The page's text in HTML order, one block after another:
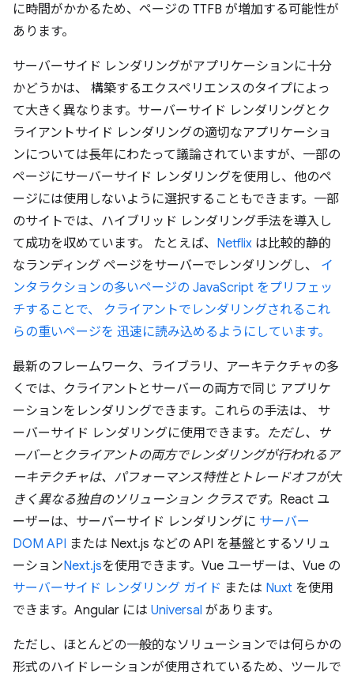
に時間がかかるため、ページの TTFB が増加する可能性が
あります。
サーバーサイド レンダリングがアプリケーションに十分
かどうかは、 構築するエクスペリエンスのタイプによっ
て大きく異なります。サーバーサイド レンダリングとク
ライアントサイド レンダリングの適切なアプリケーショ
ンについては長年にわたって議論されていますが、一部の
ページにサーバーサイド レンダリングを使用し、他のペ
ージには使用しないように選択することもできます。一部
のサイトでは、ハイブリッド レンダリング手法を導入し
て成功を収めています。 たとえば、 Netflix は比較的静的
なランディング ページをサーバーでレンダリングし、 イ
ンタラクションの多いページの JavaScript をプリフェッ
チすることで、 クライアントでレンダリングされるこれ
らの重いページを 迅速に読み込めるようにしています。
最新のフレームワーク、ライブラリ、アーキテクチャの多
くでは、クライアントとサーバーの両方で同じ アプリケ
ーションをレンダリングできます。これらの手法は、 サ
ーバーサイド レンダリングに使用できます。 ただし、サ
ーバーとクライアントの両方でレンダリングが行われるア
ーキテクチャは、パフォーマンス特性とトレードオフが大
きく異なる独自のソリューション クラスです。 React ユ
ーザーは、サーバーサイド レンダリングに サーバー
DOM API または Next.js などの API を基盤とするソリュ
ーションNext.jsを使用できます。Vue ユーザーは、Vue の
サーバーサイド レンダリング ガイド または Nuxt を使用
できます。Angular には Universal があります。
ただし、ほとんどの一般的なソリューションでは何らかの
形式のハイドレーションが使用されているため、ツールで